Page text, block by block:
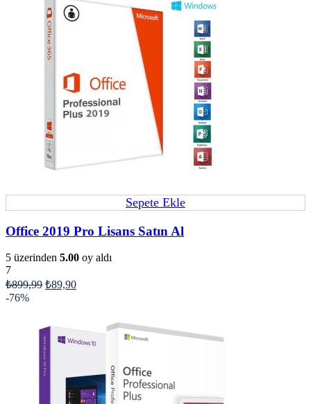
Sepete Ekle
Office 2019 Pro Lisans Satın Al
5 üzerinden 5.00 oy aldı
7
₺899,99 ₺89,90
-76%